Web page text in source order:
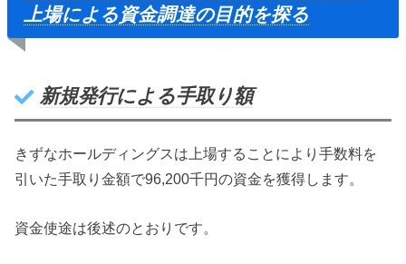
上場による資金調達の目的を探る
新規発行による手取り額
きずなホールディングスは上場することにより手数料を
引いた手取り金額で96,200千円の資金を獲得します。
資金使途は後述のとおりです。